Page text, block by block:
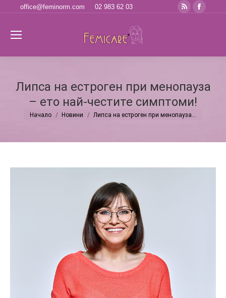
office@feminorm.com 02 983 62 03
Rss
new new
Липса на естроген при менопауза
– ето най-честите симптоми!
You are here:
Начало Новини Липса на естроген при менопауза…